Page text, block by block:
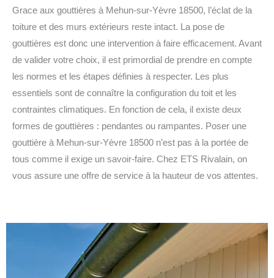
Grace aux gouttières à Mehun-sur-Yèvre 18500, l’éclat de la
toiture et des murs extérieurs reste intact. La pose de
gouttières est donc une intervention à faire efficacement. Avant
de valider votre choix, il est primordial de prendre en compte
les normes et les étapes définies à respecter. Les plus
essentiels sont de connaître la configuration du toit et les
contraintes climatiques. En fonction de cela, il existe deux
formes de gouttières : pendantes ou rampantes. Poser une
gouttière à Mehun-sur-Yèvre 18500 n’est pas à la portée de
tous comme il exige un savoir-faire. Chez ETS Rivalain, on
vous assure une offre de service à la hauteur de vos attentes.